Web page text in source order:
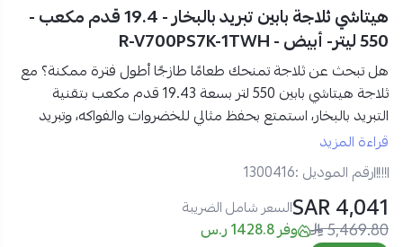
هيتاشي ثلاجة بابين تبريد بالبخار - 19.4 قدم مكعب -
550 ليتر- أبيض - R-V700PS7K-1TWH
هل تبحث عن ثلاجة تمنحك طعامًا طازجًا أطول فترة ممكنة؟ مع
ثلاجة هيتاشي بابين 550 لتر بسعة 19.43 قدم مكعب بتقنية
التبريد بالبخار،استمتع بحفظ مثالي للخضروات والفواكه، وتبريد
سريع يحافظ على نكهة الطعام وقيمته الغذائية. مع
وتصميم أنيق يجمع بين الأداء العصري والراحة اليومية في مطبخك
مواصفات ثلاجة هيتاشي 19.43 قدم مكعب في السعودية:
العلامة التجارية:هيتاشي
قراءة المزيد
رقم الموديل :1300416
4,041 SAR السعر شامل الضريبة
5,469.80 وفر 1428.8 ر.س